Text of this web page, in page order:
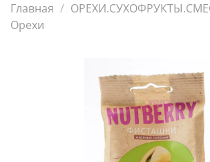
Главная
Орехи